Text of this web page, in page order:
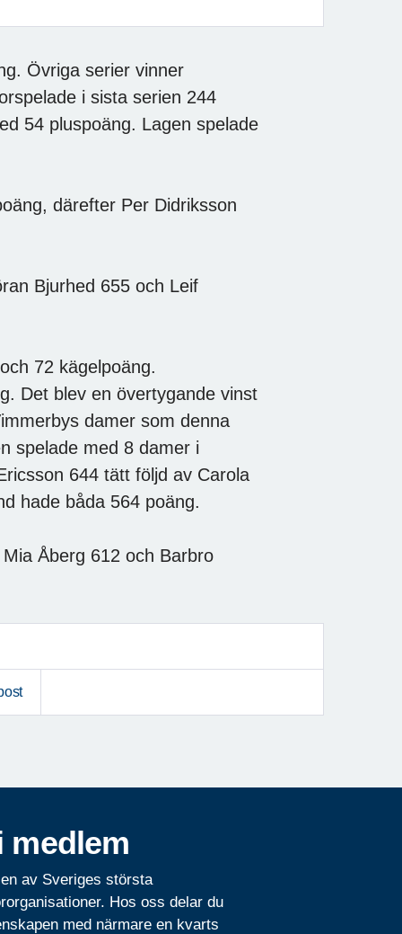
Övriga serier vinner
i sista serien 244
54 pluspoäng. Lagen spelade
därefter Per Didriksson
Bjurhed 655 och Leif
72 kägelpoäng.
Det blev en övertygande vinst
damer som denna
spelade med 8 damer i
644 tätt följd av Carola
hade båda 564 poäng.
Åberg 612 och Barbro
medlem
av Sveriges största
Hos oss delar du
med närmare en kvarts